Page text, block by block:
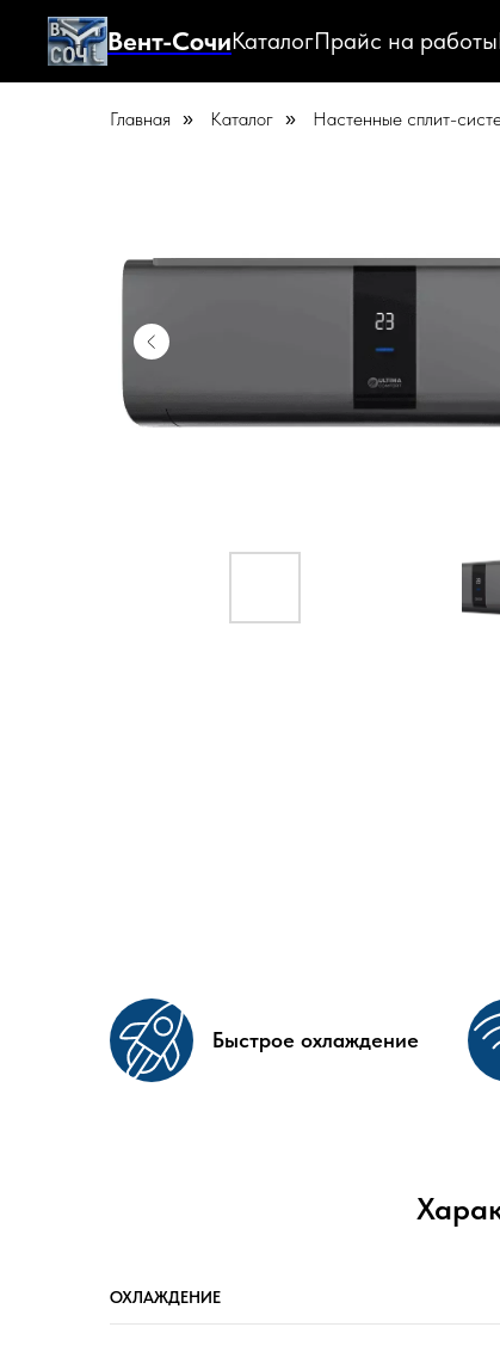
Вент-СочиКаталогПрайс на работы
Главная » Каталог » Настенные сплит-
Быстрое охлаждение
ОХЛАЖДЕНИЕ